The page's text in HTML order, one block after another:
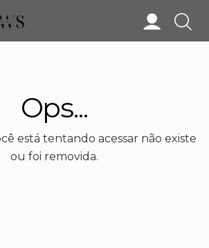
Ops...
está tentando acessar não existe
ou foi removida.